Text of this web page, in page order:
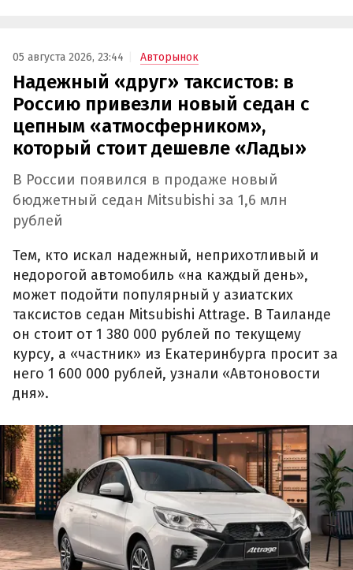
05 августа 2026, 23:44 Авторынок
Надежный «друг» таксистов: в
Россию привезли новый седан с
цепным «атмосферником»,
который стоит дешевле «Лады»
В России появился в продаже новый
бюджетный седан Mitsubishi за 1,6 млн
рублей
Тем, кто искал надежный, неприхотливый и
недорогой автомобиль «на каждый день»,
может подойти популярный у азиатских
таксистов седан Mitsubishi Attrage. В Таиланде
он стоит от 1 380 000 рублей по текущему
курсу, а «частник» из Екатеринбурга просит за
него 1 600 000 рублей, узнали «Автоновости
дня».